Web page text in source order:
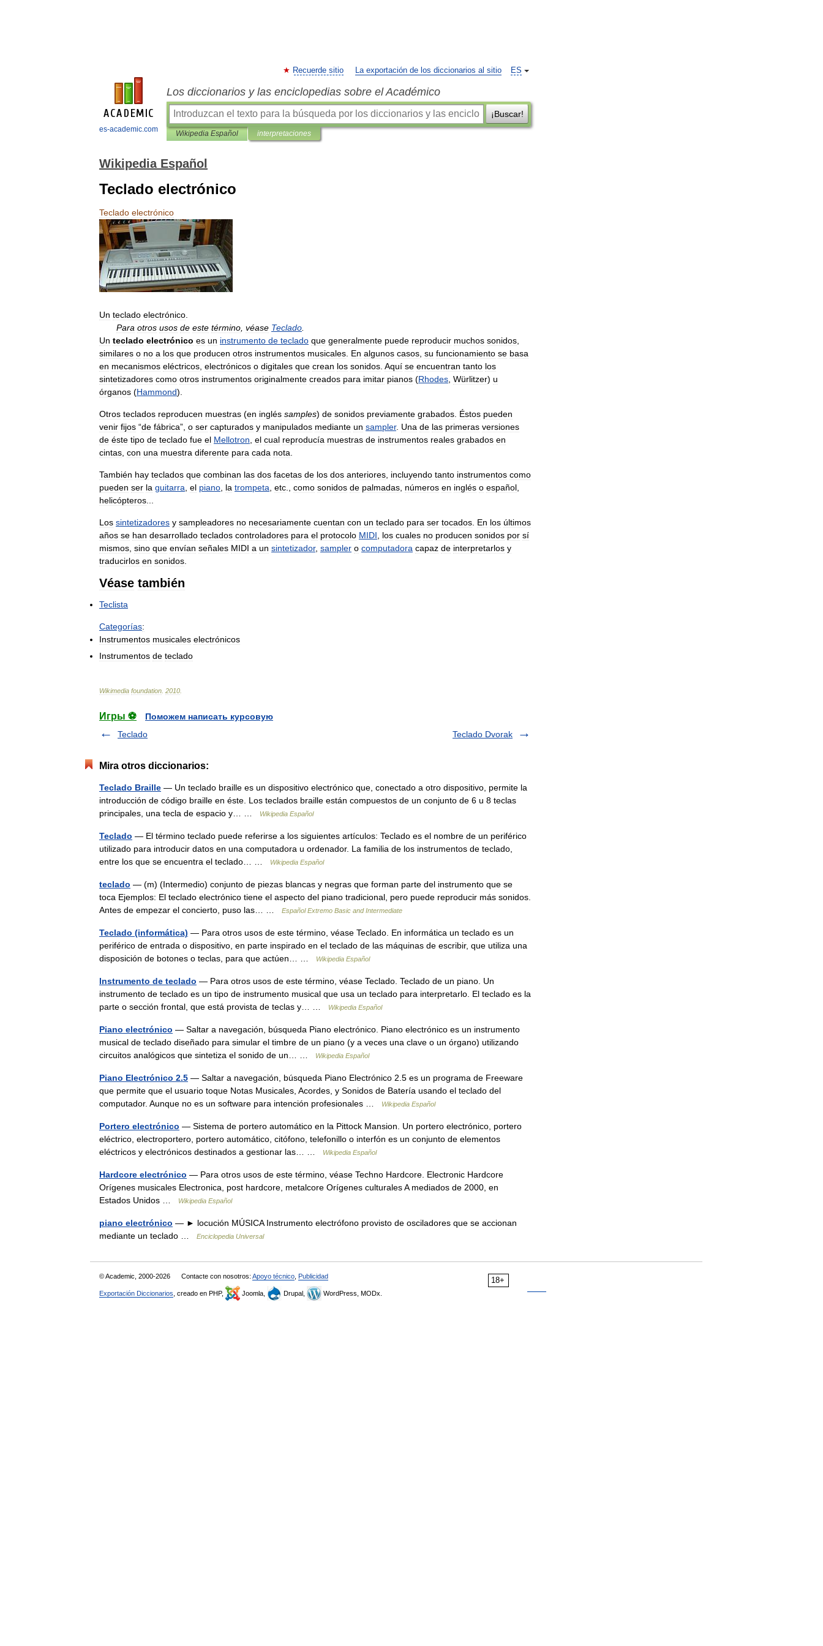
es-academic.com
ES
Recuerde sitio La exportación de los diccionarios al sitio
Los diccionarios y las enciclopedias sobre el Académico
¡Buscar!
Wikipedia Español interpretaciones
Wikipedia Español
Teclado electrónico
Teclado electrónico
Un teclado electrónico
Para otros usos de este término véase Teclado
Un teclado electrónico es un instrumento de teclado que generalmente puede reproducir muchos sonidos
similares o no a los que producen otros instrumentos musicales En algunos casos su funcionamiento se basa
en mecanismos eléctricos electrónicos o digitales que crean los sonidos Aquí se encuentran tanto los
sintetizadores como otros instrumentos originalmente creados para imitar pianos (Rhodes Würlitzer) u
órganos (Hammond).
Otros teclados reproducen muestras (en inglés samples) de sonidos previamente grabados Éstos pueden
venir fijos “de fábrica”, o ser capturados y manipulados mediante un sampler. Una de las primeras versiones
de éste tipo de teclado fue el Mellotron el cual reproducía muestras de instrumentos reales grabados en
cintas con una muestra diferente para cada nota
También hay teclados que combinan las dos facetas de los dos anteriores incluyendo tanto instrumentos como
pueden ser la guitarra el piano la trompeta etc como sonidos de palmadas números en inglés o español
helicópteros
Los sintetizadores y sampleadores no necesariamente cuentan con un teclado para ser tocados En los últimos
años se han desarrollado teclados controladores para el protocolo MIDI los cuales no producen sonidos por sí
mismos sino que envían señales MIDI a un sintetizador, sampler o computadora capaz de interpretarlos y
traducirlos en sonidos
Véase también
Teclista
Categorías:
Instrumentos musicales electrónicos
Instrumentos de teclado
Wikimedia foundation 2010
Игры ⚽
Поможем написать курсовую
Teclado
Teclado Dvorak
Mira otros diccionarios:
Teclado Braille — Un teclado braille es un dispositivo electrónico que, conectado a otro dispositivo, permite la
introducción de código braille en éste. Los teclados braille están compuestos de un conjunto de 6 u 8 teclas
principales, una tecla de espacio y… …
Wikipedia Español
Teclado — El término teclado puede referirse a los siguientes artículos: Teclado es el nombre de un periférico
utilizado para introducir datos en una computadora u ordenador. La familia de los instrumentos de teclado,
entre los que se encuentra el teclado… …
Wikipedia Español
teclado — (m) (Intermedio) conjunto de piezas blancas y negras que forman parte del instrumento que se
toca Ejemplos: El teclado electrónico tiene el aspecto del piano tradicional, pero puede reproducir más sonidos.
Antes de empezar el concierto, puso las… …
Español Extremo Basic and Intermediate
Teclado (informática) — Para otros usos de este término, véase Teclado. En informática un teclado es un
periférico de entrada o dispositivo, en parte inspirado en el teclado de las máquinas de escribir, que utiliza una
disposición de botones o teclas, para que actúen… …
Wikipedia Español
Instrumento de teclado — Para otros usos de este término, véase Teclado. Teclado de un piano. Un
instrumento de teclado es un tipo de instrumento musical que usa un teclado para interpretarlo. El teclado es la
parte o sección frontal, que está provista de teclas y… …
Wikipedia Español
Piano electrónico — Saltar a navegación, búsqueda Piano electrónico. Piano electrónico es un instrumento
musical de teclado diseñado para simular el timbre de un piano (y a veces una clave o un órgano) utilizando
circuitos analógicos que sintetiza el sonido de un… …
Wikipedia Español
Piano Electrónico 2.5 — Saltar a navegación, búsqueda Piano Electrónico 2.5 es un programa de Freeware
que permite que el usuario toque Notas Musicales, Acordes, y Sonidos de Batería usando el teclado del
computador. Aunque no es un software para intención profesionales …
Wikipedia Español
Portero electrónico — Sistema de portero automático en la Pittock Mansion. Un portero electrónico, portero
eléctrico, electroportero, portero automático, citófono, telefonillo o interfón es un conjunto de elementos
eléctricos y electrónicos destinados a gestionar las… …
Wikipedia Español
Hardcore electrónico — Para otros usos de este término, véase Techno Hardcore. Electronic Hardcore
Orígenes musicales Electronica, post hardcore, metalcore Orígenes culturales A mediados de 2000, en
Estados Unidos …
Wikipedia Español
piano electrónico — ► locución MÚSICA Instrumento electrófono provisto de osciladores que se accionan
mediante un teclado …
Enciclopedia Universal
18+
© Academic, 2000-2026 Contacte con nosotros: Apoyo técnico Publicidad
Exportación Diccionarios , creado en PHP, Joomla, Drupal, WordPress, MODx.